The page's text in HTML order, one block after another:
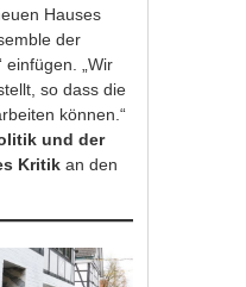
Hauses
der
einfügen. „Wir
so dass die
können.“
und der
Kritik an den